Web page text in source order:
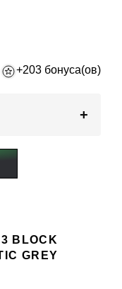
+203 бонуса(ов)
+
BLOCK
GREY